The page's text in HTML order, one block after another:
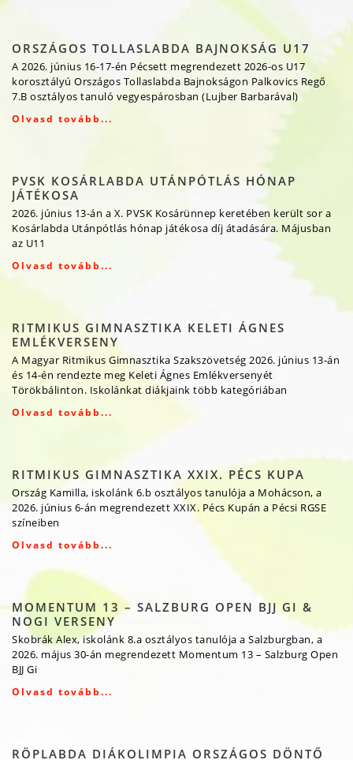
ORSZÁGOS TOLLASLABDA BAJNOKSÁG U17
A 2026. június 16-17-én Pécsett megrendezett 2026-os U17
korosztályú Országos Tollaslabda Bajnokságon Palkovics Regő
7.B osztályos tanuló vegyespárosban (Lujber Barbarával)
Olvasd tovább...
PVSK KOSÁRLABDA UTÁNPÓTLÁS HÓNAP
JÁTÉKOSA
2026. június 13-án a X. PVSK Kosárünnep keretében került sor a
Kosárlabda Utánpótlás hónap játékosa díj átadására. Májusban
az U11
Olvasd tovább...
RITMIKUS GIMNASZTIKA KELETI ÁGNES
EMLÉKVERSENY
A Magyar Ritmikus Gimnasztika Szakszövetség 2026. június 13-án
és 14-én rendezte meg Keleti Ágnes Emlékversenyét
Törökbálinton. Iskolánkat diákjaink több kategóriában
Olvasd tovább...
RITMIKUS GIMNASZTIKA XXIX. PÉCS KUPA
Ország Kamilla, iskolánk 6.b osztályos tanulója a Mohácson, a
2026. június 6-án megrendezett XXIX. Pécs Kupán a Pécsi RGSE
színeiben
Olvasd tovább...
MOMENTUM 13 – SALZBURG OPEN BJJ GI &
NOGI VERSENY
Skobrák Alex, iskolánk 8.a osztályos tanulója a Salzburgban, a
2026. május 30-án megrendezett Momentum 13 – Salzburg Open
BJJ Gi
Olvasd tovább...
RÖPLABDA DIÁKOLIMPIA ORSZÁGOS DÖNTŐ